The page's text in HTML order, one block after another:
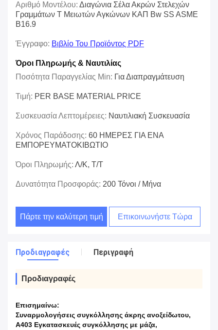
Αριθμό Μοντέλου: Διαγώνια Σέλα Ακρών Στελεχών
Γραμμάτων Τ Μειωτών Αγκώνων ΚΑΠ Bw SS ASME
B16.9
Έγγραφο: Βιβλίο Του Προϊόντος PDF
Όροι Πληρωμής & Ναυτιλίας
Ποσότητα Παραγγελίας Min: Για Διαπραγμάτευση
Τιμή: PER BASE MATERIAL PRICE
Συσκευασία Λεπτομέρειες: Ναυτιλιακή Συσκευασία
Χρόνος Παράδοσης: 60 ΗΜΕΡΕΣ ΓΙΑ ΕΝΑ
ΕΜΠΟΡΕΥΜΑΤΟΚΙΒΩΤΙΟ
Όροι Πληρωμής: Λ/Κ, Τ/Τ
Δυνατότητα Προσφοράς: 200 Τόνοι / Μήνα
Πάρτε την καλύτερη τιμή Επικοινωνήστε Τώρα
Προδιαγραφές Περιγραφή
Προδιαγραφές
Επισημαίνω:
Συναρμολογήσεις συγκόλλησης άκρης ανοξείδωτου,
Α403 Εγκατασκευές συγκόλλησης με μάζα,